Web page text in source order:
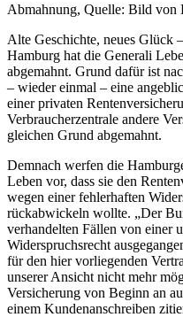
Abmahnung, Quelle: Bild von
Alte Geschichte, neues Glück
Hamburg hat die Generali
abgemahnt. Grund dafür ist
– wieder einmal – eine
einer privaten
Verbraucherzentrale andere
gleichen Grund abgemahnt.
Demnach werfen die
Leben vor, dass sie den
wegen einer fehlerhaften
rückabwickeln wollte. „Der
verhandelten Fällen von einer
Widerspruchsrecht
für den hier vorliegenden
unserer Ansicht nicht mehr
Versicherung von Beginn an
einem Kundenanschreiben